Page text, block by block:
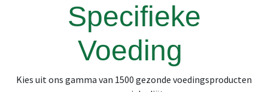
Specifieke
Voeding
Kies uit ons gamma van 1500 gezonde voedingsproducten